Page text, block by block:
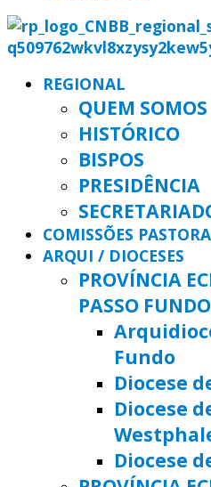
REGIONAL
QUEM SOMOS
HISTÓRICO
BISPOS
PRESIDÊNCIA
COMISSÕES
ARQUI / DIOCESES
PROVÍNCIA
PASSO FUNDO
Fundo
Diocese
Diocese
Diocese